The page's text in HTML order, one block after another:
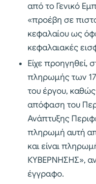
από το Γενικό
«προέβη σε
κεφαλαίου ως
κεφαλαιακές
Είχε προηγηθεί,
πληρωμής των
του έργου,
απόφαση του
Ανάπτυξης
πληρωμή αυτή
και είναι
ΚΥΒΕΡΝΗΣΗΣ»,
έγγραφο.